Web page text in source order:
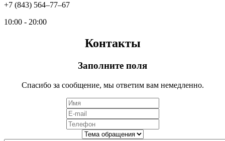
+7 (843) 564‒77‒67
10:00 - 20:00
Контакты
Заполните поля
Спасибо за сообщение, мы ответим вам немедленно.